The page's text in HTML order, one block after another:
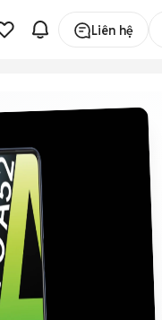
Liên hệ